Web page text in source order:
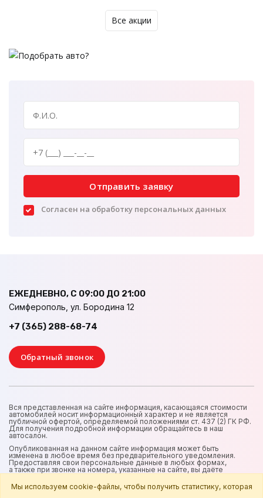
Все акции
Отправить заявку
Согласен на обработку персональных данных
ЕЖЕДНЕВНО, С 09:00 ДО 21:00
Симферополь, ул. Бородина 12
+7 (365) 288-68-74
Обратный звонок
Вся представленная на сайте информация, касающаяся стоимости
автомобилей носит информационный характер и не является
публичной офертой, определяемой положениями ст. 437 (2) ГК РФ.
Для получения подробной информации обращайтесь в наш
автосалон.
Опубликованная на данном сайте информация может быть
изменена в любое время без предварительного уведомления.
Предоставляя свои персональные данные в любых формах,
а также при звонке на номера, указанные на сайте, вы даёте
согласие на обработку и использование персональных данных
в интересах владельца сайта.
Мы используем cookie-файлы, чтобы получить статистику, которая